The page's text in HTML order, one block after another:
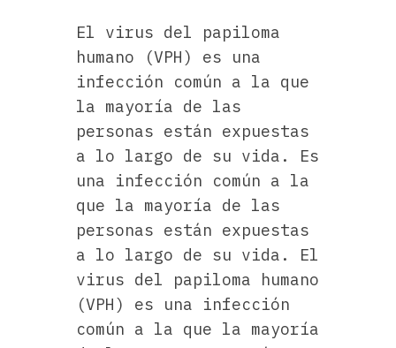
El virus del papiloma
humano (VPH) es una
infección común a la que
la mayoría de las
personas están expuestas
a lo largo de su vida. Es
una infección común a la
que la mayoría de las
personas están expuestas
a lo largo de su vida. El
virus del papiloma humano
(VPH) es una infección
común a la que la mayoría